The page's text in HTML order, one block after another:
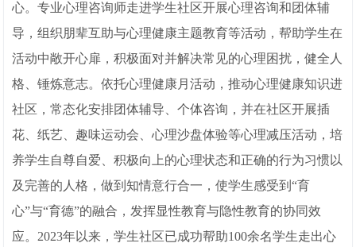
心。专业心理咨询师走进学生社区开展心理咨询和团体辅
导，组织朋辈互助与心理健康主题教育等活动，帮助学生在
活动中敞开心扉，积极面对并解决常见的心理困扰，健全人
格、锤炼意志。依托心理健康月活动，推动心理健康知识进
社区，常态化安排团体辅导、个体咨询，并在社区开展插
花、纸艺、趣味运动会、心理沙盘体验等心理减压活动，培
养学生自尊自爱、积极向上的心理状态和正确的行为习惯以
及完善的人格，做到知情意行合一，使学生感受到“育
心”与“育德”的融合，发挥显性教育与隐性教育的协同效
应。2023年以来，学生社区已成功帮助100余名学生走出心